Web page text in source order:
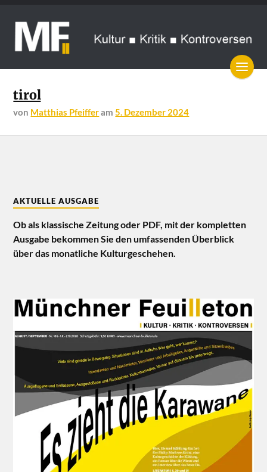
tirol
von Matthias Pfeifferam5. Dezember 2024
AKTUELLE AUSGABE
Ob als klassische Zeitung oder PDF, mit der kompletten
Ausgabe bekommen Sie den umfassenden Überblick
über das monatliche Kulturgeschehen.